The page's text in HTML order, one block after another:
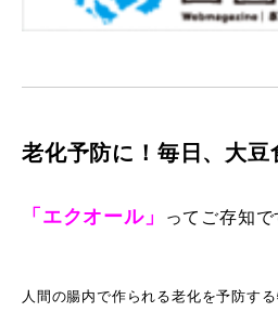
老化予防に！毎日、大豆
「エクオール」 ってご存知で
人間の腸内で作られる老化を予防す